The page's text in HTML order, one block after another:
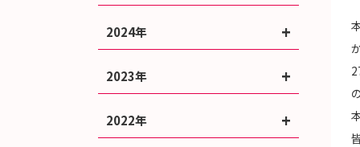
2024年
2023年
2022年